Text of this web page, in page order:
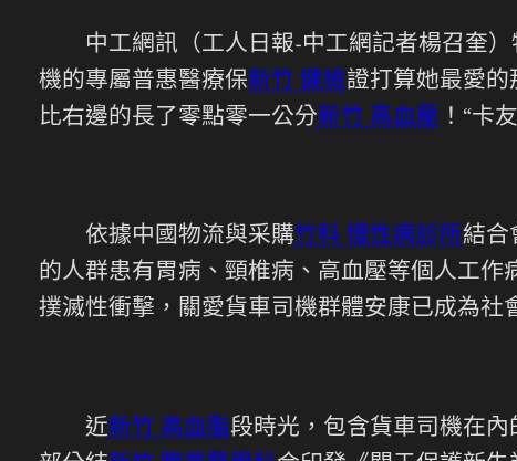
中工網訊（工人日報-中工網記者楊召奎）
機的專屬普惠醫療保新竹 健檢證打算她最愛
比右邊的長了零點零一公分新竹 高血壓 ！“卡
依據中國物流與采購竹科 慢性病診所結合
的人群患有胃病、頸椎病、高血壓等個人工
撲滅性衝擊，關愛貨車司機群體安康已成為社
近新竹 高血脂段時光，包含貨車司機在